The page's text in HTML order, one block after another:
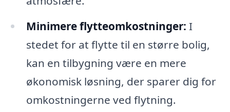
Minimere flytteomkostninger: I
stedet for at flytte til en større bolig,
kan en tilbygning være en mere
økonomisk løsning, der sparer dig for
omkostningerne ved flytning.